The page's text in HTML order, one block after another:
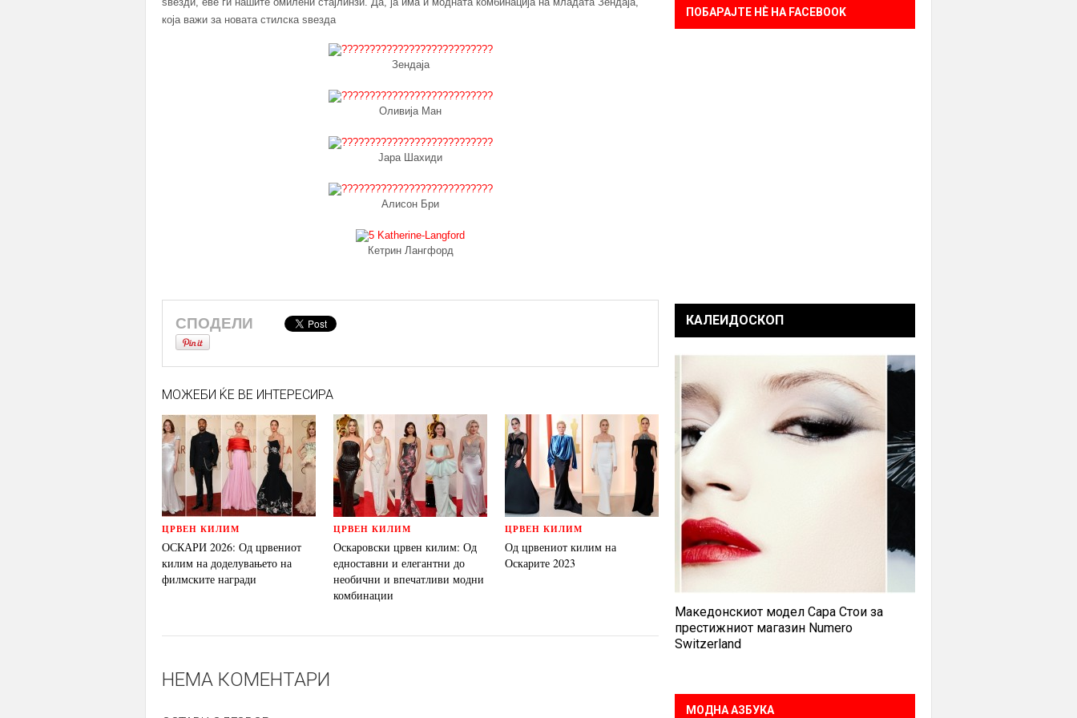
која важи за новата стилска ѕвезда
Зендаја
Оливија Ман
Јара Шахиди
Алисон Бри
Кетрин Лангфорд
СПОДЕЛИ
МОЖЕБИ ЌЕ ВЕ ИНТЕРЕСИРА
ЦРВЕН КИЛИМ
ОСКАРИ 2026: Од црвениот
килим на доделувањето на
филмските награди
ЦРВЕН КИЛИМ
Оскаровски црвен килим: Од
едноставни и елегантни до
необични и впечатливи модни
комбинации
ЦРВЕН КИЛИМ
Од црвениот килим на
Оскарите 2023
НЕМА КОМЕНТАРИ
ПОБАРАЈТЕ НÈ НА FACEBOOK
КАЛЕИДОСКОП
Македонскиот модел Сара Стои за
престижниот магазин Numero
Switzerland
МОДНА АЗБУКА